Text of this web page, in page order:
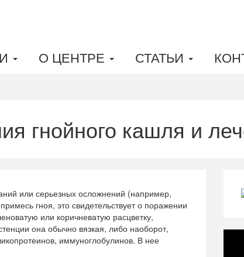
О ЦЕНТРЕ СТАТЬИ
гнойного кашля и
или серьезных осложнений (например,
гноя, это свидетельствует о поражении
или коричневатую расцветку,
она обычно вязкая, либо наоборот,
иммуноглобулинов. В нее